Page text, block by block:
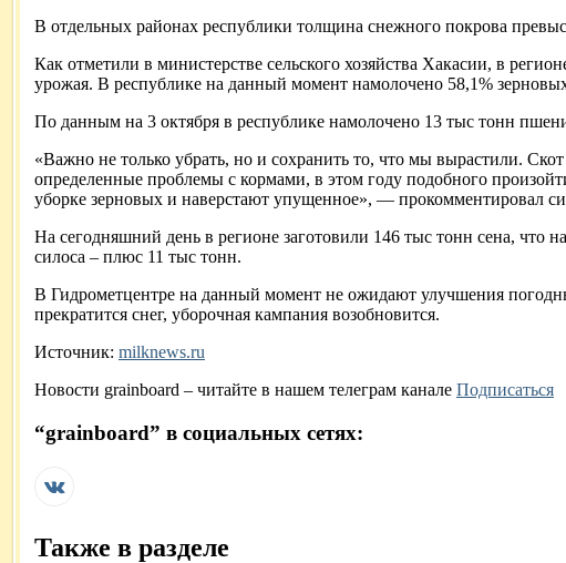
В отдельных районах республики толщина снежного покрова
Как отметили в министерстве сельского хозяйства Хакасии, в
урожая. В республике на данный момент намолочено 58,1%
По данным на 3 октября в республике намолочено 13 тыс тонн
«Важно не только убрать, но и сохранить то, что мы вырастили.
определенные проблемы с кормами, в этом году подобного
уборке зерновых и наверстают упущенное», — прокомментировал
На сегодняшний день в регионе заготовили 146 тыс тонн сена, что
силоса – плюс 11 тыс тонн.
В Гидрометцентре на данный момент не ожидают улучшения
прекратится снег, уборочная кампания возобновится.
Источник: milknews.ru
Новости grainboard – читайте в нашем телеграм канале Подписаться
“grainboard” в социальных сетях:
Также в разделе